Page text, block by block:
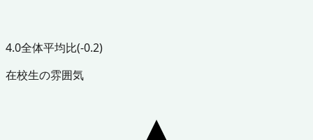
4.0全体平均比(-0.2)
在校生の雰囲気